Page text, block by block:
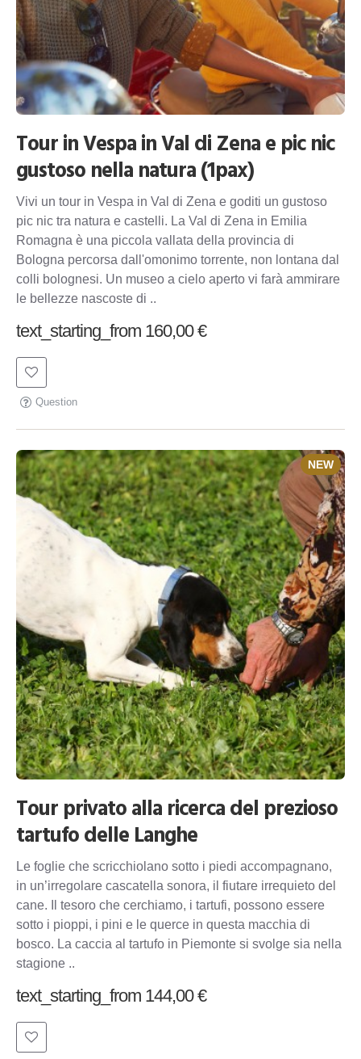
Tour in Vespa in Val di Zena e pic nic
gustoso nella natura (1pax)
Vivi un tour in Vespa in Val di Zena e goditi un gustoso
pic nic tra natura e castelli. La Val di Zena in Emilia
Romagna è una piccola vallata della provincia di
Bologna percorsa dall'omonimo torrente, non lontana dal
colli bolognesi. Un museo a cielo aperto vi farà ammirare
le bellezze nascoste di ..
text_starting_from 160,00 €
Question
NEW
Tour privato alla ricerca del prezioso
tartufo delle Langhe
Le foglie che scricchiolano sotto i piedi accompagnano,
in un’irregolare cascatella sonora, il fiutare irrequieto del
cane. Il tesoro che cerchiamo, i tartufi, possono essere
sotto i pioppi, i pini e le querce in questa macchia di
bosco. La caccia al tartufo in Piemonte si svolge sia nella
stagione ..
text_starting_from 144,00 €